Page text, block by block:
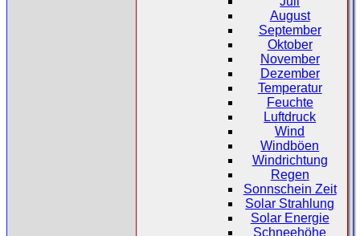
August
September
Oktober
November
Dezember
Temperatur
Feuchte
Luftdruck
Wind
Windböen
Windrichtung
Regen
Sonnschein Zeit
Solar Strahlung
Solar Energie
Schneehöhe